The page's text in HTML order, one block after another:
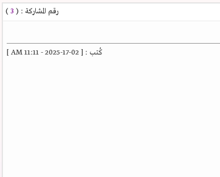
رقم المشاركة : ( 3
)
كُتب : [ 02-17-2025 - 11:11 AM ]